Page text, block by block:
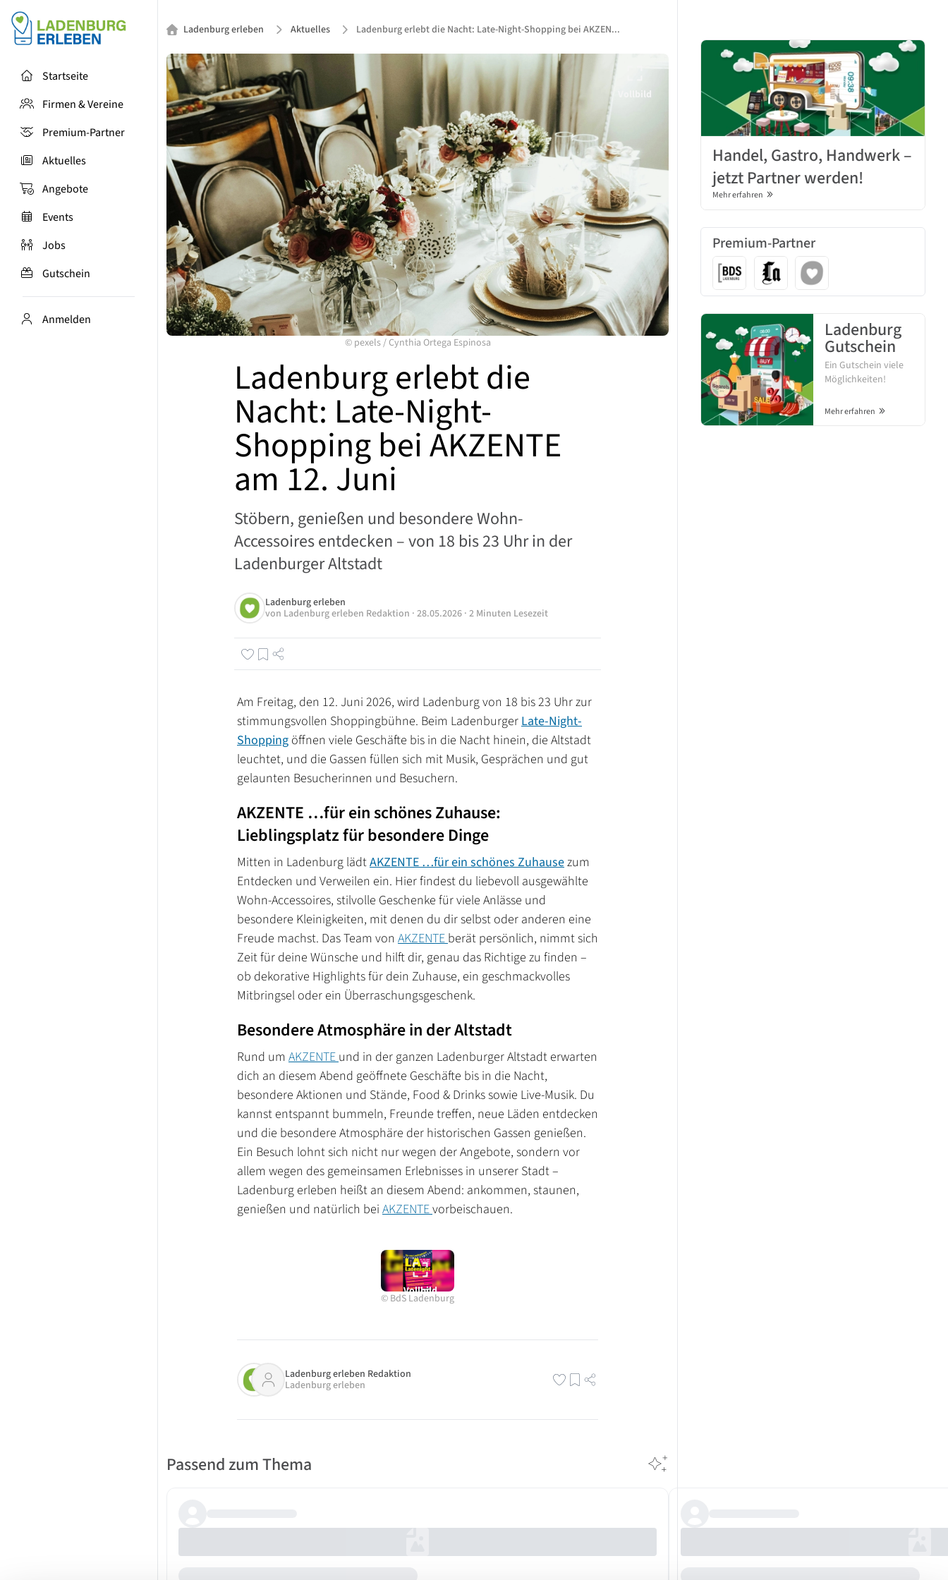
Startseite
Firmen & Vereine
Premium-Partner
Aktuelles
Angebote
Events
Jobs
Gutschein
Anmelden
Ladenburg erleben Aktuelles Ladenburg erlebt die Nacht: Late-Night-Shopping bei AKZEN...
Vollbild
© pexels/Cynthia Ortega Espinosa
Ladenburg erlebt die
Nacht: Late-Night-
Shopping bei AKZENTE
am 12. Juni
Stöbern, genießen und besondere Wohn-
Accessoires entdecken – von 18 bis 23 Uhr in der
Ladenburger Altstadt
Ladenburg erleben
von Ladenburg erleben Redaktion · 28.05.2026 · 2 Minuten Lesezeit
Am Freitag, den 12. Juni 2026, wird Ladenburg von 18 bis 23 Uhr zur
stimmungsvollen Shoppingbühne. Beim LadenburgerLate-Night-
Shopping öffnen viele Geschäfte bis in die Nacht hinein, die Altstadt
leuchtet, und die Gassen füllen sich mit Musik, Gesprächen und gut
gelaunten Besucherinnen und Besuchern.
AKZENTE …für ein schönes Zuhause:
Lieblingsplatz für besondere Dinge
Mitten in Ladenburg lädtAKZENTE …für ein schönes Zuhausezum
Entdecken und Verweilen ein. Hier findest du liebevoll ausgewählte
Wohn-Accessoires, stilvolle Geschenke für viele Anlässe und
besondere Kleinigkeiten, mit denen du dir selbst oder anderen eine
Freude machst. Das Team von AKZENTEberät persönlich, nimmt sich
Zeit für deine Wünsche und hilft dir, genau das Richtige zu finden –
ob dekorative Highlights für dein Zuhause, ein geschmackvolles
Mitbringsel oder ein Überraschungsgeschenk.
Besondere Atmosphäre in der Altstadt
Rund um AKZENTEund in der ganzen Ladenburger Altstadt erwarten
dich an diesem Abend geöffnete Geschäfte bis in die Nacht,
besondere Aktionen und Stände, Food & Drinks sowie Live-Musik. Du
kannst entspannt bummeln, Freunde treffen, neue Läden entdecken
und die besondere Atmosphäre der historischen Gassen genießen.
Ein Besuch lohnt sich nicht nur wegen der Angebote, sondern vor
allem wegen des gemeinsamen Erlebnisses in unserer Stadt –
Ladenburg erleben heißt an diesem Abend: ankommen, staunen,
genießen und natürlich bei AKZENTEvorbeischauen.
Vollbild
© BdS Ladenburg
Ladenburg erleben Redaktion
Ladenburg erleben
Passend zum Thema
Handel, Gastro, Handwerk –
jetzt Partner werden!
Mehr erfahren
Premium-Partner
Ladenburg
Gutschein
Ein Gutschein viele
Möglichkeiten!
Mehr erfahren